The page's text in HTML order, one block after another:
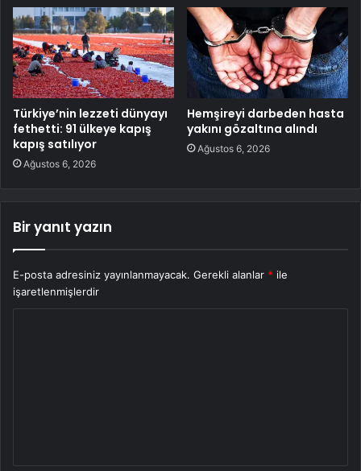
Türkiye’nin lezzeti dünyayı
fethetti: 91 ülkeye kapış
kapış satılıyor
Ağustos 6, 2026
Hemşireyi darbeden hasta
yakını gözaltına alındı
Ağustos 6, 2026
Bir yanıt yazın
E-posta adresiniz yayınlanmayacak. Gerekli alanlar * ile
işaretlenmişlerdir